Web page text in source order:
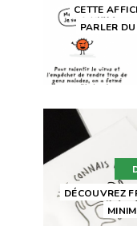
CETTE
PARLER
DÉCOUVREZ